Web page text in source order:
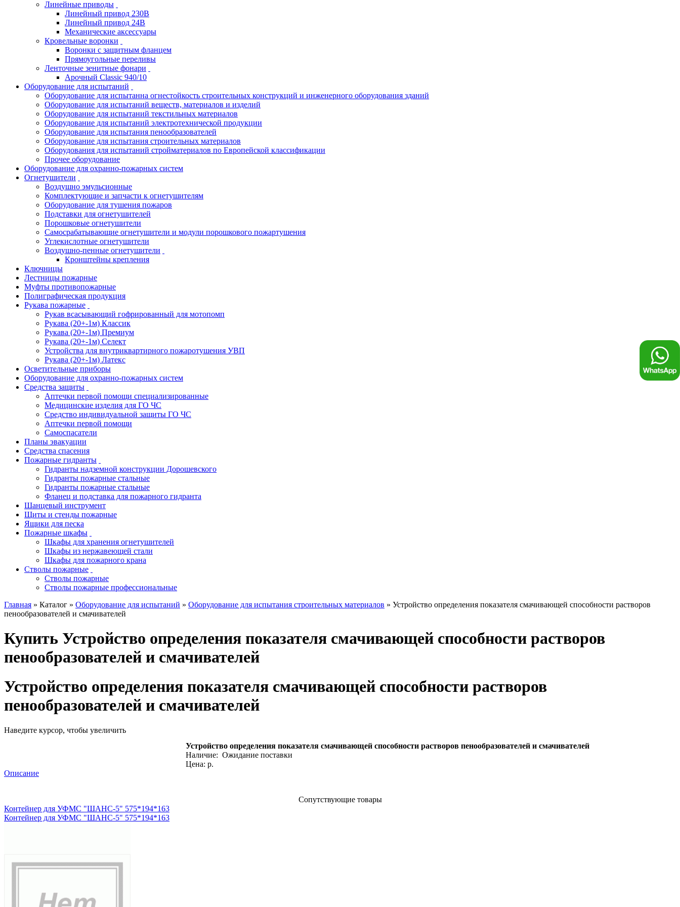
Линейные приводы
Линейный привод 230В
Линейный привод 24В
Механические аксессуары
Кровельные воронки
Воронки с защитным фланцем
Прямоугольные переливы
Ленточные зенитные фонари
Арочный Classic 940/10
Оборудование для испытаний
Оборудование для испытанна огнестойкость строительных конструкций и инженерного оборудования зданий
Оборудование для испытаний веществ, материалов и изделий
Оборудование для испытаний текстильных материалов
Оборудование для испытаний электротехнической продукции
Оборудование для испытания пенообразователей
Оборудование для испытания строительных материалов
Оборудования для испытаний стройматериалов по Европейской классификации
Прочее оборудование
Оборудование для охранно-пожарных систем
Огнетушители
Воздушно эмульсионные
Комплектующие и запчасти к огнетушителям
Оборудование для тушения пожаров
Подставки для огнетушителей
Порошковые огнетушители
Самосрабатывающие огнетушители и модули порошкового пожартушения
Углекислотные огнетушители
Воздушно-пенные огнетушители
Кронштейны крепления
Ключницы
Лестницы пожарные
Муфты противопожарные
Полиграфическая продукция
Рукава пожарные
Рукав всасывающий гофрированный для мотопомп
Рукава (20+-1м) Классик
Рукава (20+-1м) Премиум
Рукава (20+-1м) Селект
Устройства для внутриквартирного пожаротушения УВП
Рукава (20+-1м) Латекс
Осветительные приборы
Оборудование для охранно-пожарных систем
Средства защиты
Аптечки первой помощи специализированные
Медицинские изделия для ГО ЧС
Средство индивидуальной защиты ГО ЧС
Аптечки первой помощи
Самоспасатели
Планы эвакуации
Средства спасения
Пожарные гидранты
Гидранты надземной конструкции Дорошевского
Гидранты пожарные стальные
Гидранты пожарные стальные
Фланец и подставка для пожарного гидранта
Шанцевый инструмент
Щиты и стенды пожарные
Ящики для песка
Пожарные шкафы
Шкафы для хранения огнетушителей
Шкафы из нержавеющей стали
Шкафы для пожарного крана
Стволы пожарные
Стволы пожарные
Стволы пожарные профессиональные
Главная » Каталог » Оборудование для испытаний » Оборудование для испытания строительных материалов » Устройство определения показателя смачивающей способности растворов
пенообразователей и смачивателей
Купить Устройство определения показателя смачивающей способности растворов
пенообразователей и смачивателей
Устройство определения показателя смачивающей способности растворов
пенообразователей и смачивателей
Наведите курсор, чтобы увеличить
Устройство определения показателя смачивающей способности растворов пенообразователей и смачивателей
Наличие: Ожидание поставки
Цена: р.
Описание
Сопутствующие товары
Контейнер для УФМС "ШАНС-5" 575*194*163
Контейнер для УФМС "ШАНС-5" 575*194*163